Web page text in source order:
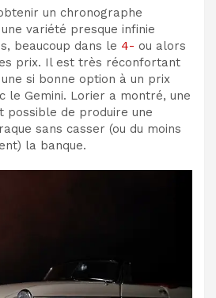
un chronographe
variété presque infinie
beaucoup dans le 4- ou alors
prix. Il est très réconfortant
si bonne option à un prix
le Gemini. Lorier a montré, une
possible de produire une
sans casser (ou du moins
la banque.